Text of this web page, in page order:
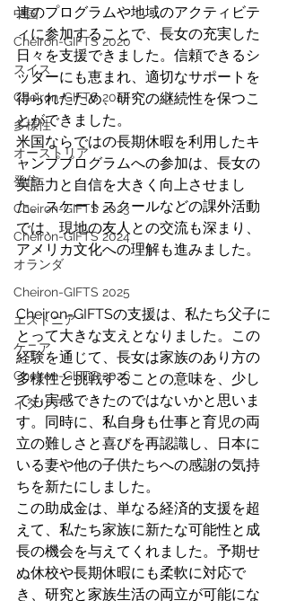
中国
Cheiron-GIFTS 2020
スイス
Cheiron-GIFTS 2022
多様性
オーストリア
発信
Cheiron-GIFTS 2023
Cheiron-GIFTS 2024
オランダ
Cheiron-GIFTS 2025
エストニア
ケニア
Cheiron-GIFTS 2026
イタリア
連のプログラムや地域のアクティビテ
ィに参加することで、長女の充実した
日々を支援できました。信頼できるシ
ッターにも恵まれ、適切なサポートを
得られたため、研究の継続性を保つこ
とができました。
米国ならではの長期休暇を利用したキ
ャンププログラムへの参加は、長女の
英語力と自信を大きく向上させまし
た。スケートスクールなどの課外活動
では、現地の友人との交流も深まり、
アメリカ文化への理解も進みました。
Cheiron-GIFTSの支援は、私たち父子に
とって大きな支えとなりました。この
経験を通じて、長女は家族のあり方の
多様性と挑戦することの意味を、少し
でも実感できたのではないかと思いま
す。同時に、私自身も仕事と育児の両
立の難しさと喜びを再認識し、日本に
いる妻や他の子供たちへの感謝の気持
ちを新たにしました。
この助成金は、単なる経済的支援を超
えて、私たち家族に新たな可能性と成
長の機会を与えてくれました。予期せ
ぬ休校や長期休暇にも柔軟に対応で
き、研究と家族生活の両立が可能にな